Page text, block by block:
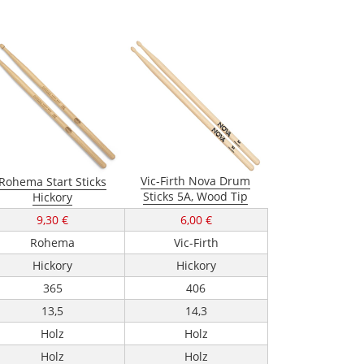
Start Sticks
Hickory
Vic-Firth Nova Drum
Sticks 5A, Wood Tip
9,30 €
6,00 €
Rohema
Vic-Firth
Hickory
Hickory
365
406
13,5
14,3
Holz
Holz
Holz
Holz